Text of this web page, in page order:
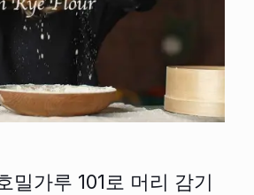
밀가루 101로 머리 감기